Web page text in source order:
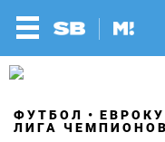
ФУТБОЛ
ЛИГА